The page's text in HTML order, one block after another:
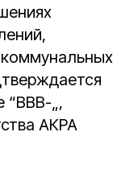
“BBB-„,
АКРА